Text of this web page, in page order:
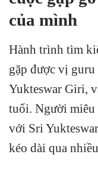
của mình
Hành trình tìm
gặp được vị
Yukteswar Giri,
tuổi. Người miêu
với Sri
kéo dài qua